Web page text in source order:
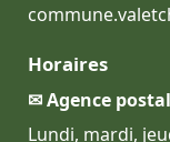
Horaires
✉ Agence
Lundi, mardi,